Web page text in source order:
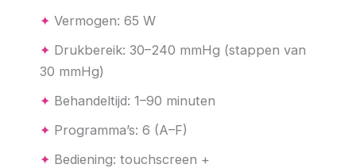
✦ Vermogen: 65 W
✦ Drukbereik: 30–240 mmHg (stappen van
30 mmHg)
✦ Behandeltijd: 1–90 minuten
✦ Programma’s: 6 (A–F)
✦ Bediening: touchscreen +